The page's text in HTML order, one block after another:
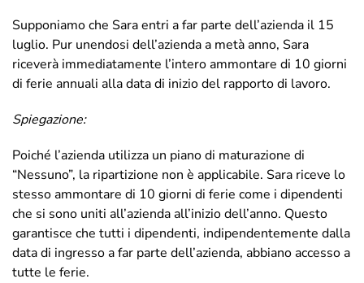
Supponiamo che Sara entri a far parte dell’azienda il 15
luglio. Pur unendosi dell’azienda a metà anno, Sara
riceverà immediatamente l’intero ammontare di 10 giorni
di ferie annuali alla data di inizio del rapporto di lavoro.
Spiegazione:
Poiché l’azienda utilizza un piano di maturazione di
“Nessuno”, la ripartizione non è applicabile. Sara riceve lo
stesso ammontare di 10 giorni di ferie come i dipendenti
che si sono uniti all’azienda all’inizio dell’anno. Questo
garantisce che tutti i dipendenti, indipendentemente dalla
data di ingresso a far parte dell’azienda, abbiano accesso a
tutte le ferie.